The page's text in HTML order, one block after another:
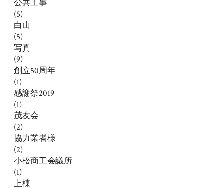
公共工事
(5)
白山
(5)
写真
(9)
創立50周年
(1)
感謝祭2019
(1)
茂友会
(2)
協力業者様
(2)
小松商工会議所
(1)
上棟